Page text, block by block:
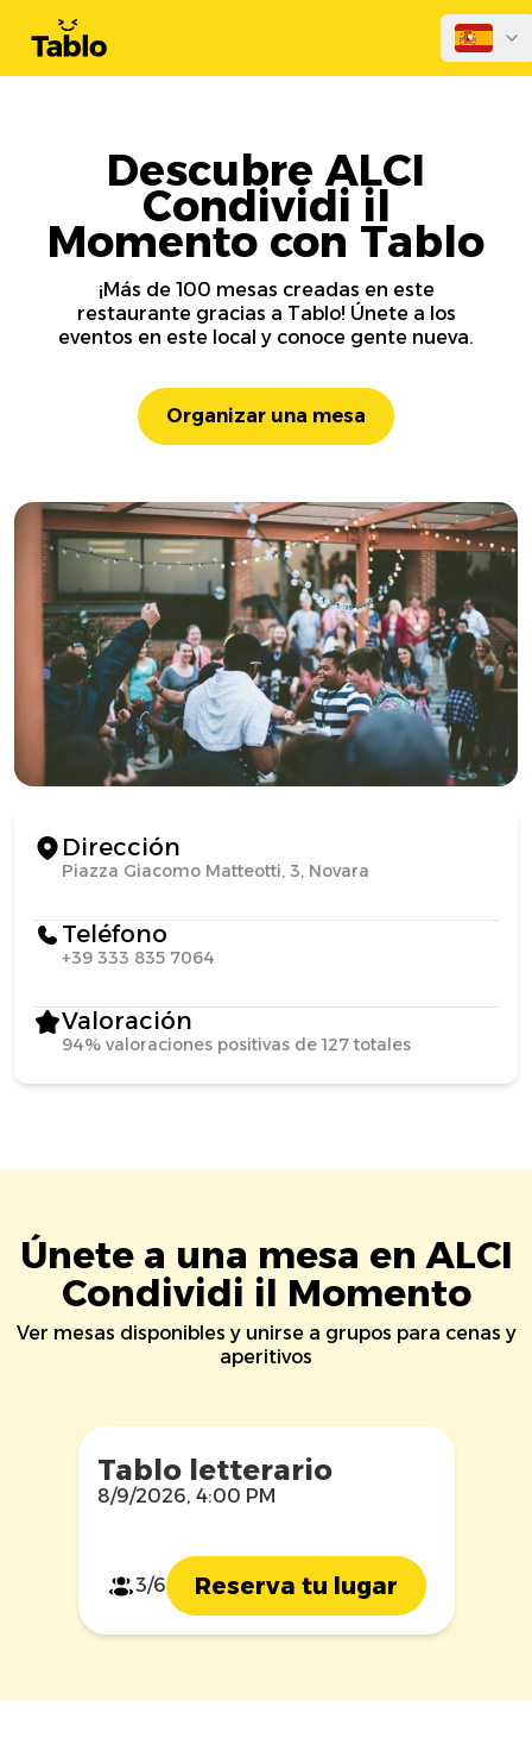
Descubre ALCI
Condividi il
Momento con Tablo
¡Más de 100 mesas creadas en este
restaurante gracias a Tablo! Únete a los
eventos en este local y conoce gente nueva.
Organizar una mesa
Dirección
Piazza Giacomo Matteotti, 3, Novara
Teléfono
+39 333 835 7064
Valoración
94% valoraciones positivas de 127 totales
Únete a una mesa en ALCI
Condividi il Momento
Ver mesas disponibles y unirse a grupos para cenas y
aperitivos
Tablo letterario
8/9/2026, 4:00 PM
3/6 Reserva tu lugar